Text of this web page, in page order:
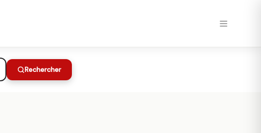
Rechercher